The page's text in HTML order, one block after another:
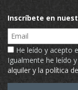
Inscríbete en
Email
He leído y acepto
Igualmente he leído
alquiler y la política